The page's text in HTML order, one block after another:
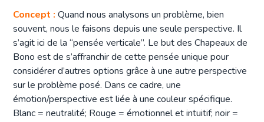
Concept : Quand nous analysons un problème, bien
souvent, nous le faisons depuis une seule perspective. Il
s’agit ici de la “pensée verticale”. Le but des Chapeaux de
Bono est de s’affranchir de cette pensée unique pour
considérer d’autres options grâce à une autre perspective
sur le problème posé. Dans ce cadre, une
émotion/perspective est liée à une couleur spécifique.
Blanc = neutralité; Rouge = émotionnel et intuitif; noir =